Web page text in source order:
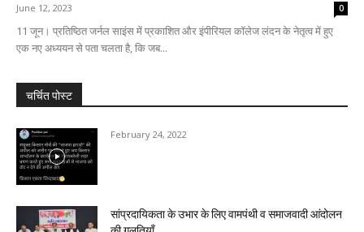
June 12, 2023 0
11 जून। प्रतिष्ठित जर्नल साइंस में प्रकाशित और इंपीरियल कॉलेज लंदन के नेतृत्व में हुए
एक नए अध्ययन से पता चलता है, कि जब...
चर्चित पोस्ट
February 24, 2022
सांप्रदायिकता के उभार के लिए वामपंथी व समाजवादी आंदोलन